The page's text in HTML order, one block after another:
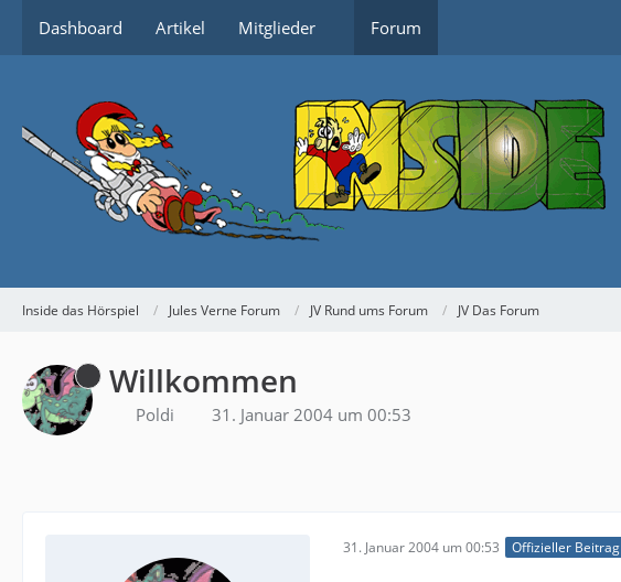
Dashboard Artikel Mitglieder Forum
Inside das Hörspiel Jules Verne Forum JV Rund ums Forum JV Das Forum
Willkommen
Poldi 31. Januar 2004 um 00:53
31. Januar 2004 um 00:53 Offizieller Beitrag